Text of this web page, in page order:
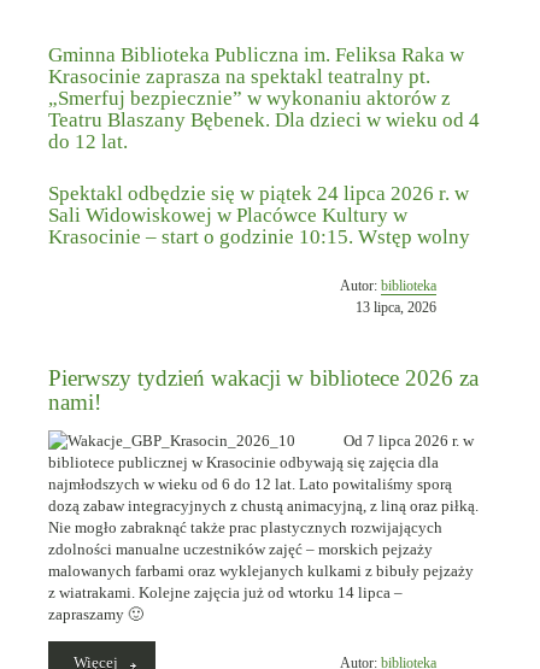
Gminna Biblioteka Publiczna im. Feliksa Raka w
Krasocinie zaprasza na spektakl teatralny pt.
„Smerfuj bezpiecznie” w wykonaniu aktorów z
Teatru Blaszany Bębenek. Dla dzieci w wieku od 4
do 12 lat.
Spektakl odbędzie się w piątek 24 lipca 2026 r. w
Sali Widowiskowej w Placówce Kultury w
Krasocinie – start o godzinie 10:15. Wstęp wolny
Autor:bibliotekaOpublikowano
w
13 lipca, 2026
Pierwszy tydzień wakacji w bibliotece 2026 za
nami!
Od 7 lipca 2026 r. w
bibliotece publicznej w Krasocinie odbywają się zajęcia dla
najmłodszych w wieku od 6 do 12 lat. Lato powitaliśmy sporą
dozą zabaw integracyjnych z chustą animacyjną, z liną oraz piłką.
Nie mogło zabraknąć także prac plastycznych rozwijających
zdolności manualne uczestników zajęć – morskich pejzaży
malowanych farbami oraz wyklejanych kulkami z bibuły pejzaży
z wiatrakami. Kolejne zajęcia już od wtorku 14 lipca –
zapraszamy 🙂
Więcej „Pierwszy
Autor:bibliotekaOpublikowano